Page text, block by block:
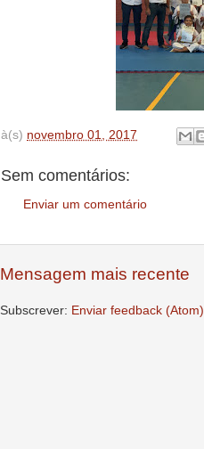
à(s) novembro 01, 2017
Sem comentários:
Enviar um comentário
Mensagem mais recente
Subscrever: Enviar feedback (Atom)